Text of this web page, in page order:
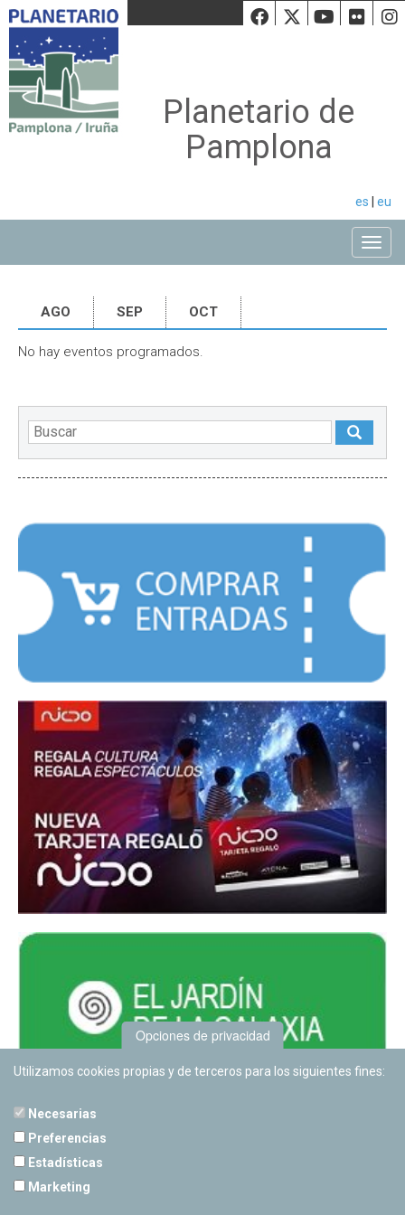
Facebook
Twiiter
Planetario de
Pamplona
es eu
AGO SEP OCT
No hay eventos programados.
Opciones de privacidad
Utilizamos cookies propias y de terceros para los siguientes fines:
Necesarias
Preferencias
Estadísticas
Marketing